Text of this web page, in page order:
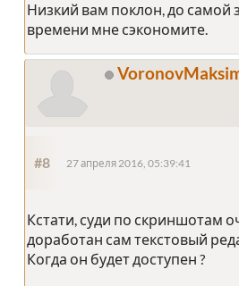
Низкий вам поклон, до самой
времени мне сэкономите.
#8 27 апреля 2016, 05:39:41
Кстати, суди по скриншотам
доработан сам текстовый
Когда он будет доступен ?